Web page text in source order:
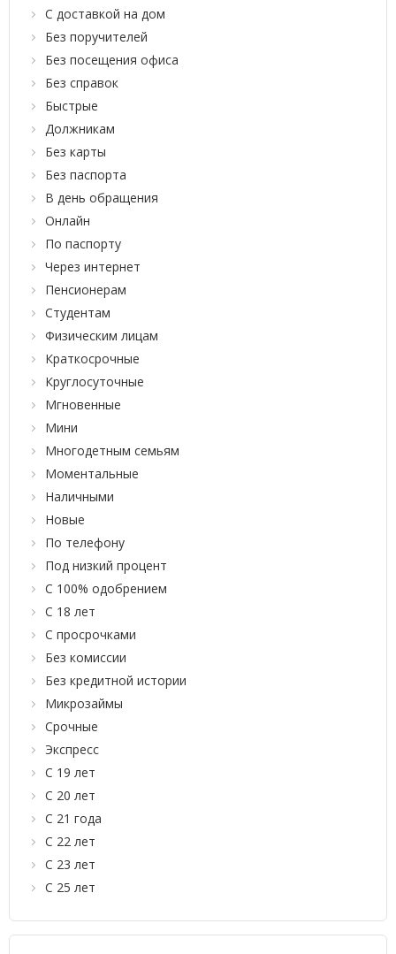
С доставкой на дом
Без поручителей
Без посещения офиса
Без справок
Быстрые
Должникам
Без карты
Без паспорта
В день обращения
Онлайн
По паспорту
Через интернет
Пенсионерам
Студентам
Физическим лицам
Краткосрочные
Круглосуточные
Мгновенные
Мини
Многодетным семьям
Моментальные
Наличными
Новые
По телефону
Под низкий процент
С 100% одобрением
С 18 лет
С просрочками
Без комиссии
Без кредитной истории
Микрозаймы
Срочные
Экспресс
С 19 лет
С 20 лет
С 21 года
С 22 лет
С 23 лет
С 25 лет